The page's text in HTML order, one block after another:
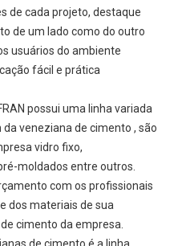
de cada projeto, destaque
de um lado como do outro
usuários do ambiente
fácil e prática
possui uma linha variada
veneziana de cimento , são
vidro fixo,
moldados entre outros.
com os profissionais
dos materiais de sua
cimento da empresa.